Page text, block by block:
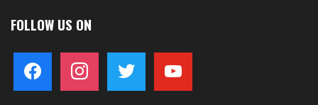
FOLLOW US ON
facebook instagram twitter youtube